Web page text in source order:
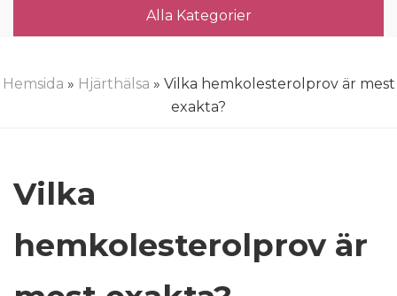
Alla Kategorier
Hemsida » Hjärthälsa » Vilka hemkolesterolprov är mest
exakta?
Vilka
hemkolesterolprov är